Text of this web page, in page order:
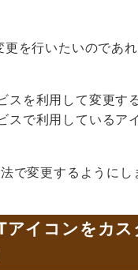
を行いたいのであれ
スを利用して変更す
スで利用しているア
で変更するようにし
アイコンをカ